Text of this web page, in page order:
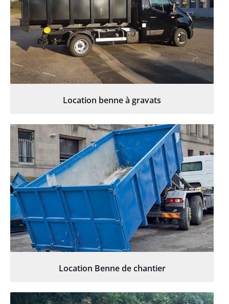
Location benne à gravats
Location Benne de chantier